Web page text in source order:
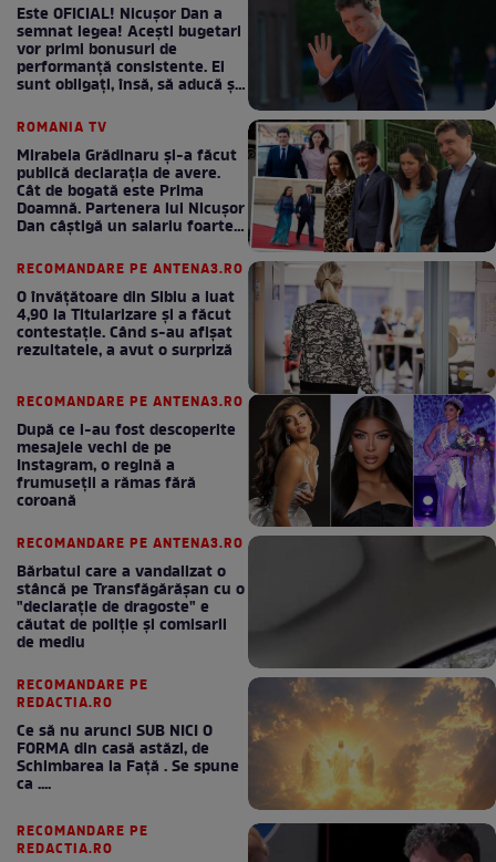
Este OFICIAL! Nicușor Dan a
semnat legea! Acești bugetari
vor primi bonusuri de
performanță consistente. Ei
sunt obligați, însă, să aducă și
bani la bugetul de stat
ROMANIA TV
Mirabela Grădinaru și-a făcut
publică declarația de avere.
Cât de bogată este Prima
Doamnă. Partenera lui Nicușor
Dan câștigă un salariu foarte
bun în fiecare lună!
RECOMANDARE PE ANTENA3.RO
O învățătoare din Sibiu a luat
4,90 la Titularizare și a făcut
contestație. Când s-au afișat
rezultatele, a avut o surpriză
RECOMANDARE PE ANTENA3.RO
După ce i-au fost descoperite
mesajele vechi de pe
Instagram, o regină a
frumuseții a rămas fără
coroană
RECOMANDARE PE ANTENA3.RO
Bărbatul care a vandalizat o
stâncă pe Transfăgărășan cu o
"declaraţie de dragoste" e
căutat de poliție și comisarii
de mediu
RECOMANDARE PE
REDACTIA.RO
Ce să nu arunci SUB NICI O
FORMA din casă astăzi, de
Schimbarea la Față . Se spune
ca ....
RECOMANDARE PE
REDACTIA.RO